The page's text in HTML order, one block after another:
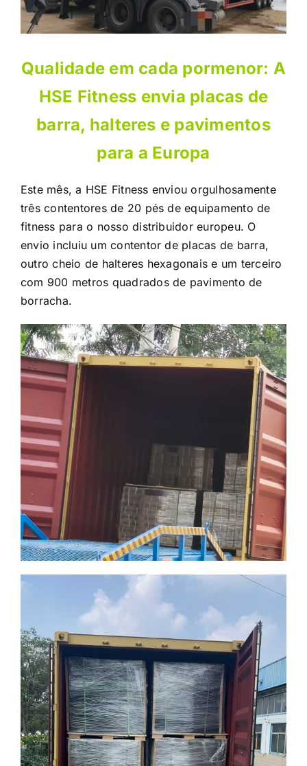
Qualidade em cada pormenor: A
HSE Fitness envia placas de
barra, halteres e pavimentos
para a Europa
Este mês, a HSE Fitness enviou orgulhosamente
três contentores de 20 pés de equipamento de
fitness para o nosso distribuidor europeu. O
envio incluiu um contentor de placas de barra,
outro cheio de halteres hexagonais e um terceiro
com 900 metros quadrados de pavimento de
borracha.